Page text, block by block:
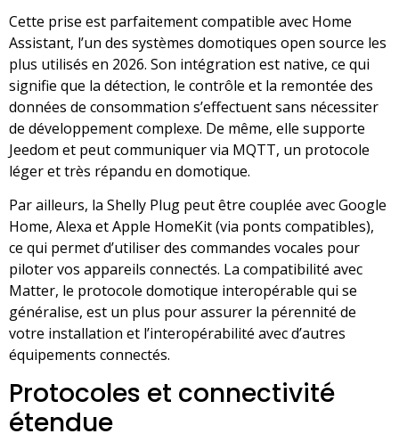
Cette prise est parfaitement compatible avec Home
Assistant, l’un des systèmes domotiques open source les
plus utilisés en 2026. Son intégration est native, ce qui
signifie que la détection, le contrôle et la remontée des
données de consommation s’effectuent sans nécessiter
de développement complexe. De même, elle supporte
Jeedom et peut communiquer via MQTT, un protocole
léger et très répandu en domotique.
Par ailleurs, la Shelly Plug peut être couplée avec Google
Home, Alexa et Apple HomeKit (via ponts compatibles),
ce qui permet d’utiliser des commandes vocales pour
piloter vos appareils connectés. La compatibilité avec
Matter, le protocole domotique interopérable qui se
généralise, est un plus pour assurer la pérennité de
votre installation et l’interopérabilité avec d’autres
équipements connectés.
Protocoles et connectivité
étendue